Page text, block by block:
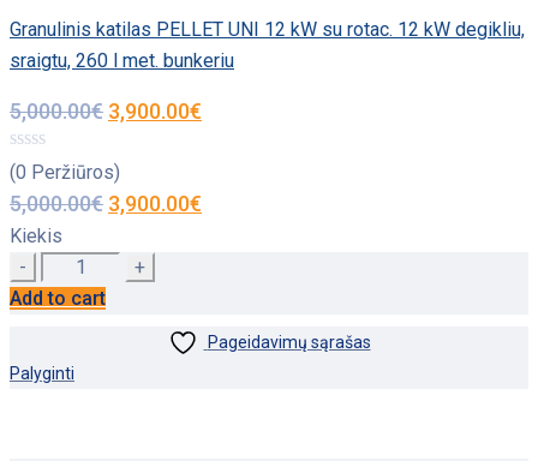
Granulinis katilas PELLET UNI 12 kW su rotac. 12 kW degikliu,
sraigtu, 260 l met. bunkeriu
5,000.00€ 3,900.00€
(0 Peržiūros)
5,000.00€ 3,900.00€
Kiekis
Quantity
Add to cart
Pageidavimų sąrašas
Palyginti